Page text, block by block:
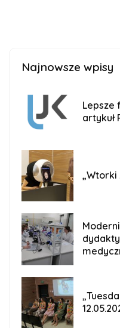
Najnowsze wpisy
Lepsze
artykuł
„Wtorki